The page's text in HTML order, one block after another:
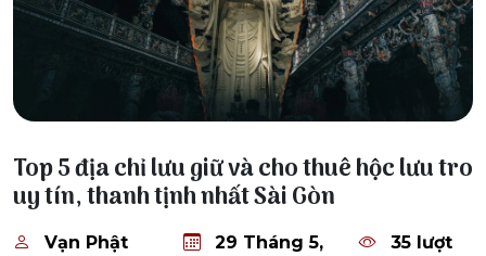
Top 5 địa chỉ lưu giữ và cho thuê hộc lưu tro
uy tín, thanh tịnh nhất Sài Gòn
Vạn Phật
29 Tháng 5,
35 lượt